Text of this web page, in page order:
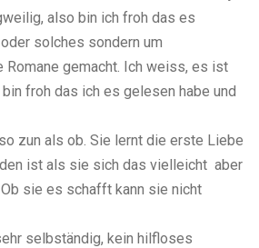
also bin ich froh das es
solches sondern um
Romane gemacht. Ich weiss, es ist
froh das ich es gelesen habe und
zun als ob. Sie lernt die erste Liebe
ist als sie sich das vielleicht aber
sie es schafft kann sie nicht
selbständig, kein hilfloses